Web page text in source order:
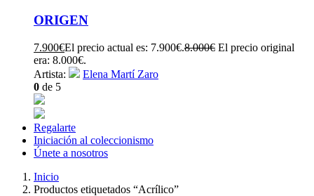
ORIGEN
7.900€El precio actual es: 7.900€.8.000€ El precio original
era: 8.000€.
Artista:
Elena Martí Zaro
0 de 5
Regalarte
Iniciación al coleccionismo
Únete a nosotros
Inicio
Productos etiquetados “Acrílico”